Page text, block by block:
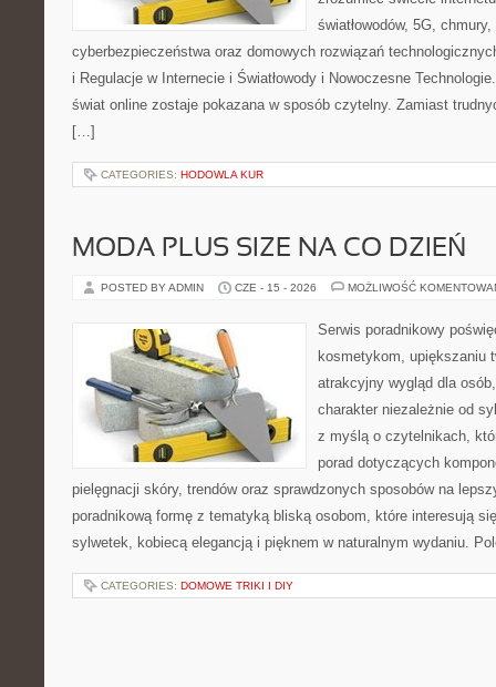
światłowodów, 5G,
cyberbezpieczeństwa oraz domowych rozwiązań
i Regulacje w Internecie i Światłowody i Nowoczesne
świat online zostaje pokazana w sposób czytelny. Zamiast
[…]
CATEGORIES: HODOWLA KUR
MODA PLUS SIZE NA CO DZIEŃ
POSTED BY ADMIN CZE - 15 - 2026 MOŻLIWOŚĆ
Serwis poradnikowy
kosmetykom, upiększaniu
atrakcyjny wygląd dla
charakter niezależnie od
z myślą o czytelnikach,
porad dotyczących
pielęgnacji skóry, trendów oraz sprawdzonych sposobów na
poradnikową formę z tematyką bliską osobom, które interesują
sylwetek, kobiecą elegancją i pięknem w naturalnym wydaniu.
CATEGORIES: DOMOWE TRIKI I DIY